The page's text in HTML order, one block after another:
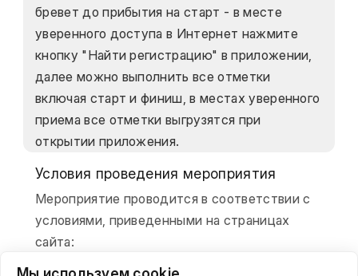
бревет до прибытия на старт - в месте
уверенного доступа в Интернет нажмите
кнопку "Найти регистрацию" в приложении,
далее можно выполнить все отметки
включая старт и финиш, в местах уверенного
приема все отметки выгрузятся при
открытии приложения.
Условия проведения мероприятия
Мероприятие проводится в соответствии с
условиями, приведенными на страницах
сайта: